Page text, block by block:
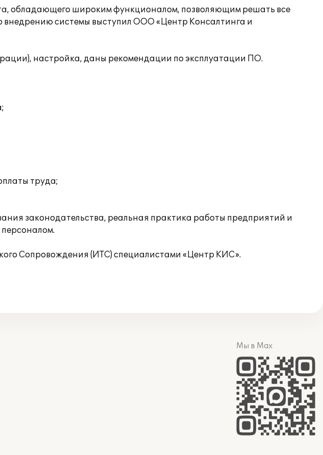
обладающего широким функционалом, позволяющим решать все
системы выступил ООО «Центр Консалтинга и
настройка, даны рекомендации по эксплуатации ПО.
труда;
законодательства, реальная практика работы предприятий и
Сопровождения (ИТС) специалистами «Центр КИС».
Мы в Max